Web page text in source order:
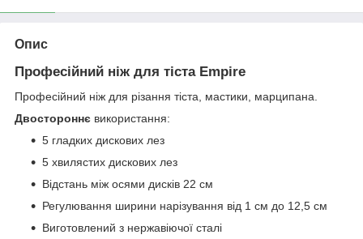
Опис
Професійний ніж для тіста Empire
Професійний ніж для різання тіста, мастики, марципана.
Двостороннє використання:
5 гладких дискових лез
5 хвилястих дискових лез
Відстань між осями дисків 22 см
Регулювання ширини нарізування від 1 см до 12,5 см
Виготовлений з нержавіючої сталі